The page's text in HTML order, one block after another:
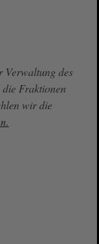
Verwaltung des
Fraktionen
wir die